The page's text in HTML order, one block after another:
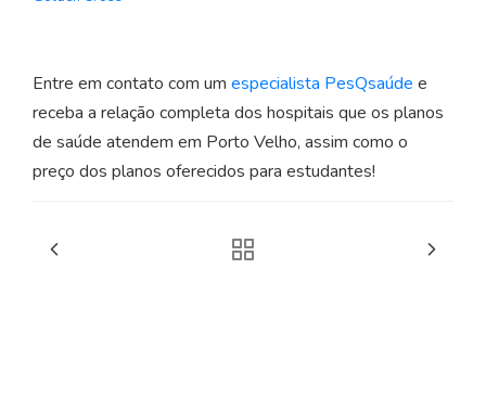
Entre em contato com um especialista PesQsaúde e
receba a relação completa dos hospitais que os planos
de saúde atendem em Porto Velho, assim como o
preço dos planos oferecidos para estudantes!